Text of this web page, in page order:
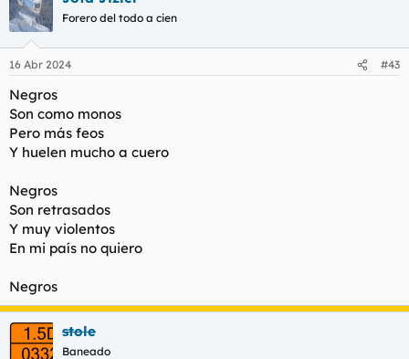
Forero del todo a cien
16 Abr 2024 #43
Negros
Son como monos
Pero más feos
Y huelen mucho a cuero
Negros
Son retrasados
Y muy violentos
En mi país no quiero
Negros
stole
Baneado